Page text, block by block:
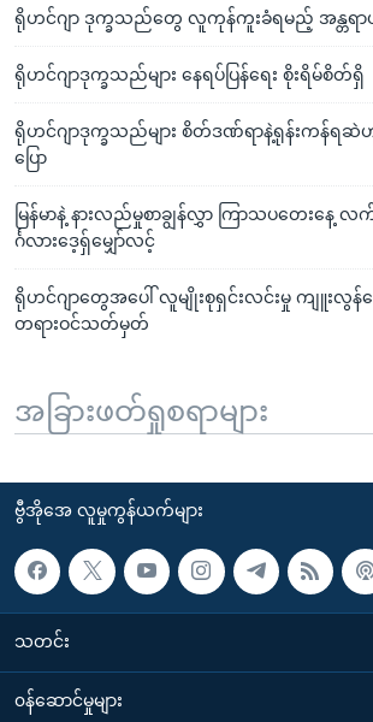
ရိုဟင်ဂျာ ဒုက္ခသည်တွေ လူကုန်ကူးခံရမည့် အန္တရ
ရိုဟင်ဂျာဒုက္ခသည်များ နေရပ်ပြန်ရေး စိုးရိမ်စိတ်ရှိ
ရိုဟင်ဂျာဒုက္ခသည်များ စိတ်ဒဏ်ရာနဲ့ရုန်းကန်
ပြော
မြန်မာနဲ့ နားလည်မှုစာချွန်လွှာ ကြာသပတေးနေ့
င်္ဂလားဒေ့ရှ်မျှော်လင့်
ရိုဟင်ဂျာတွေအပေါ် လူမျိုးစုရှင်းလင်းမှု ကျူးလွန်
တရားဝင်သတ်မှတ်
အခြားဖတ်ရှုစရာများ
ဗွီအိုအေ လူမှုကွန်ယက်များ
သတင်း
၀န်ဆောင်မှုများ